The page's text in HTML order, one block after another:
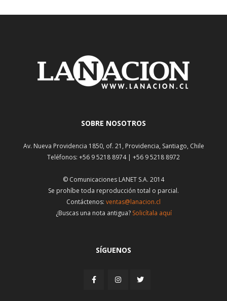
SOBRE NOSOTROS
Av. Nueva Providencia 1850, of. 21, Providencia, Santiago, Chile
Teléfonos: +56 9 5218 8974 | +56 9 5218 8972
© Comunicaciones LANET S.A. 2014
Se prohíbe toda reproducción total o parcial.
Contáctenos: ventas@lanacion.cl
¿Buscas una nota antigua? Solicítala aquí
SÍGUENOS